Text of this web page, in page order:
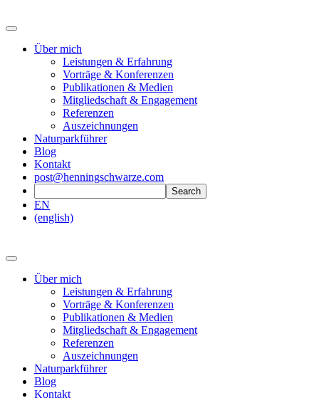
Über mich
Leistungen & Erfahrung
Vorträge & Konferenzen
Publikationen & Medien
Mitgliedschaft & Engagement
Referenzen
Auszeichnungen
Naturparkführer
Blog
Kontakt
post@henningschwarze.com
EN
(english)
Über mich
Leistungen & Erfahrung
Vorträge & Konferenzen
Publikationen & Medien
Mitgliedschaft & Engagement
Referenzen
Auszeichnungen
Naturparkführer
Blog
Kontakt